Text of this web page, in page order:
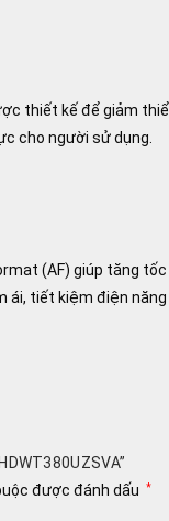
thiết kế để giảm
cho người sử dụng.
(AF) giúp tăng
tiết kiệm điện
được đánh dấu *